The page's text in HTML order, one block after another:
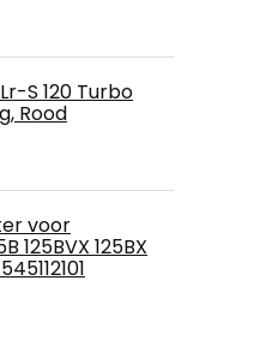
S 120 Turbo
Rood
voor
125BVX 125BX